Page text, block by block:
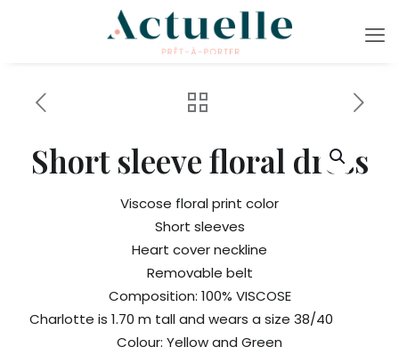
Short sleeve floral dress
Viscose floral print color
Short sleeves
Heart cover neckline
Removable belt
Composition: 100% VISCOSE
Charlotte is 1.70 m tall and wears a size 38/40
Colour: Yellow and Green